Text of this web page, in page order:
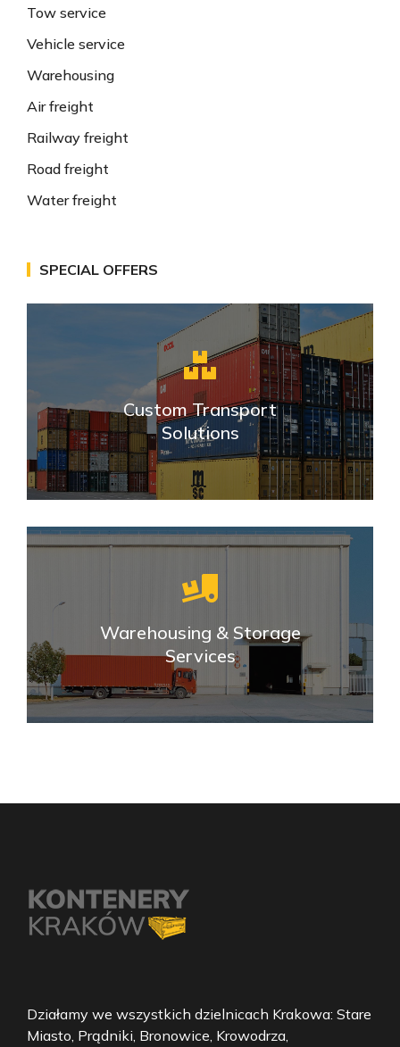
Tow service
Vehicle service
Warehousing
Air freight
Railway freight
Road freight
Water freight
SPECIAL OFFERS
Custom Transport
Solutions
Warehousing & Storage
Services
Działamy we wszystkich dzielnicach Krakowa: Stare
Miasto, Prądniki, Bronowice, Krowodrza,